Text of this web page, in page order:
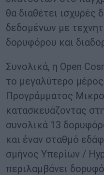
θα διαθέτει ισχυρές
δεδομένων με
δορυφόρου και
Συνολικά, η Open
το μεγαλύτερο
Προγράμματος
κατασκευάζοντας
συνολικά 13
και έναν σταθμό
σμήνος Υπερίων /
περιλαμβάνει